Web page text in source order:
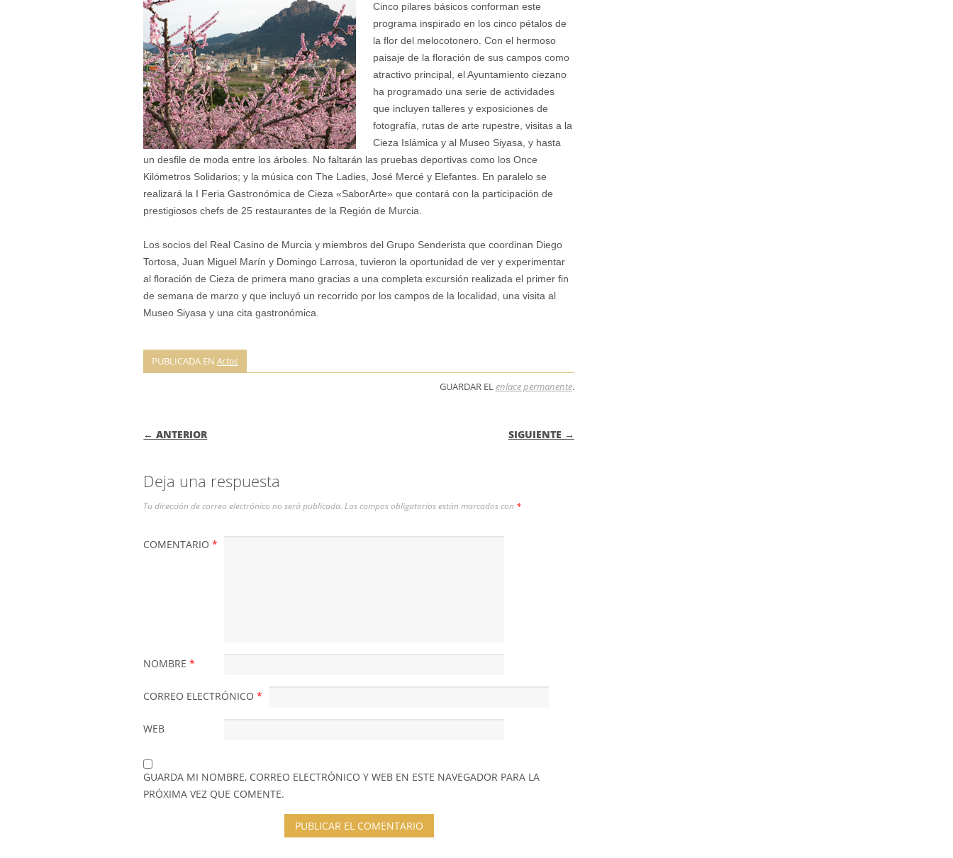
Cinco pilares básicos conforman este
programa inspirado en los cinco pétalos de
la flor del melocotonero. Con el hermoso
paisaje de la floración de sus campos como
atractivo principal, el Ayuntamiento ciezano
ha programado una serie de actividades
que incluyen talleres y exposiciones de
fotografía, rutas de arte rupestre, visitas a la
Cieza Islámica y al Museo Siyasa, y hasta
un desfile de moda entre los árboles. No faltarán las pruebas deportivas como los Once
Kilómetros Solidarios; y la música con The Ladies, José Mercé y Elefantes. En paralelo se
realizará la I Feria Gastronómica de Cieza «SaborArte» que contará con la participación de
prestigiosos chefs de 25 restaurantes de la Región de Murcia.
Los socios del Real Casino de Murcia y miembros del Grupo Senderista que coordinan Diego
Tortosa, Juan Miguel Marín y Domingo Larrosa, tuvieron la oportunidad de ver y experimentar
al floración de Cieza de primera mano gracias a una completa excursión realizada el primer fin
de semana de marzo y que incluyó un recorrido por los campos de la localidad, una visita al
Museo Siyasa y una cita gastronómica.
PUBLICADA ENActos
GUARDAR ELenlace permanente.
NAVEGACIÓN DE ENTRADAS
← ANTERIOR SIGUIENTE →
Deja una respuesta
Tu dirección de correo electrónico no será publicada. Los campos obligatorios están marcados con *
COMENTARIO*
NOMBRE*
CORREO ELECTRÓNICO*
WEB
GUARDA MI NOMBRE, CORREO ELECTRÓNICO Y WEB EN ESTE NAVEGADOR PARA LA
PRÓXIMA VEZ QUE COMENTE.